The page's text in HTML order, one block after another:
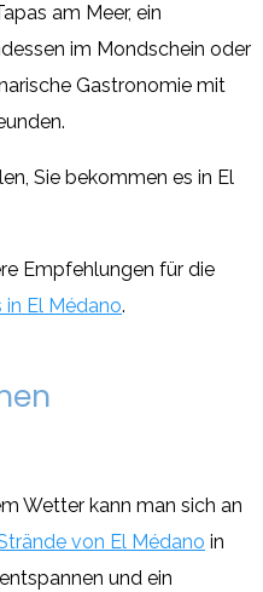
am Meer, ein
im Mondschein oder
Gastronomie mit
Sie bekommen es in El
Empfehlungen für die
in El Médano.
Wetter kann man sich an
von El Médano in
und ein